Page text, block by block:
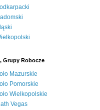
Grupy Robocze
Mazurskie
Pomorskie
Wielkopolskie
Vegas